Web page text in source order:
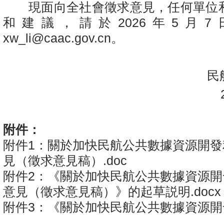
現面向全社會徵求意見，任何單位
和建議，請於2026年5月7
xw_li@caac.gov.cn。
民航
附件：
附件1：關於加快民航公共數據資源開
見（徵求意見稿）.doc
附件2：《關於加快民航公共數據資源
意見（徵求意見稿）》的起草説明.docx
附件3：《關於加快民航公共數據資源